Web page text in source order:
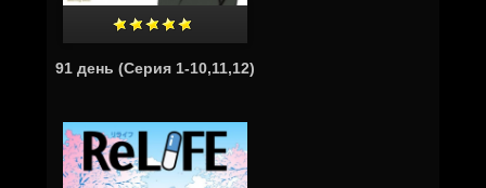
91 день (Серия 1-10,11,12)